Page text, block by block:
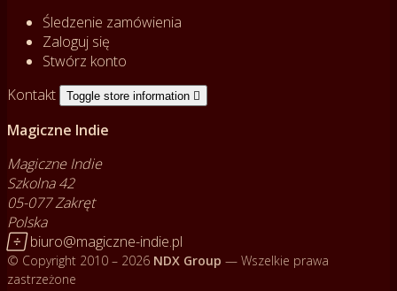
Śledzenie zamówienia
Zaloguj się
Stwórz konto
Kontakt
Toggle store information 
Magiczne Indie
Magiczne Indie
Szkolna 42
05-077 Zakręt
Polska
 biuro@magiczne-indie.pl
© Copyright 2010 – 2026 NDX Group — Wszelkie prawa
zastrzeżone